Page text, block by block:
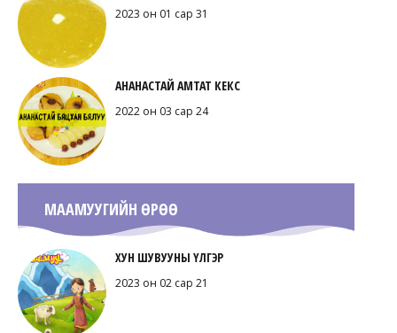
2023 он 01 сар 31
АНАНАСТАЙ АМТАТ КЕКС
2022 он 03 сар 24
МААМУУГИЙН ӨРӨӨ
ХУН ШУВУУНЫ ҮЛГЭР
2023 он 02 сар 21